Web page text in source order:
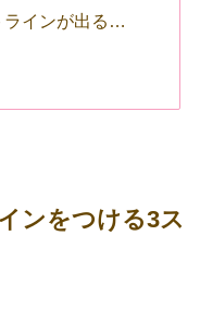
ラインが出る…
ンをつける3ス